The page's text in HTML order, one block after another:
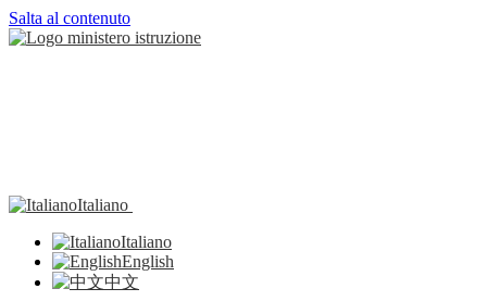
Salta al contenuto
Italiano
Italiano
English
中文